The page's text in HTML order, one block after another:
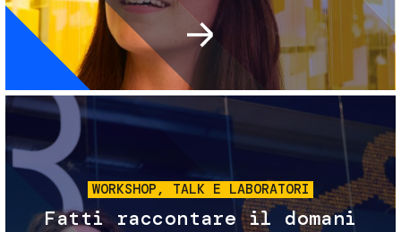
Immagine
WORKSHOP, TALK E LABORATORI
Fatti raccontare il domani